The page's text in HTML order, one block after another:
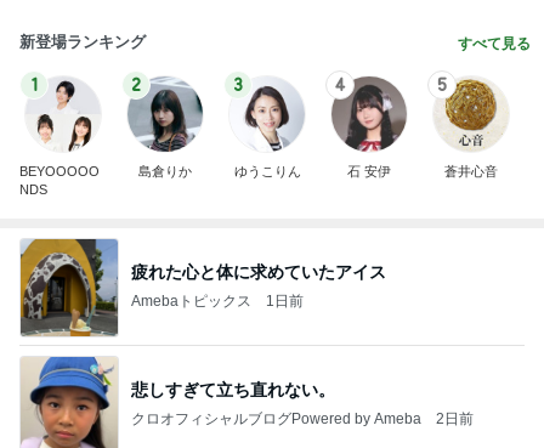
新登場ランキング すべて見る
1
BEYOOOOO
NDS
2
島倉りか
3
ゆうこりん
4
石 安伊
5
蒼井心音
疲れた心と体に求めていたアイス
Amebaトピックス 1日前
悲しすぎて立ち直れない。
クロオフィシャルブログPowered by Ameba 2日前